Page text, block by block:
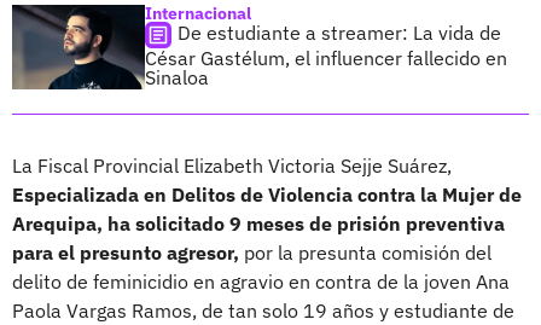
Internacional
De estudiante a streamer: La vida de
César Gastélum, el influencer fallecido en
Sinaloa
La Fiscal Provincial Elizabeth Victoria Sejje Suárez,
Especializada en Delitos de Violencia contra la Mujer de
Arequipa, ha solicitado 9 meses de prisión preventiva
para el presunto agresor, por la presunta comisión del
delito de feminicidio en agravio en contra de la joven Ana
Paola Vargas Ramos, de tan solo 19 años y estudiante de